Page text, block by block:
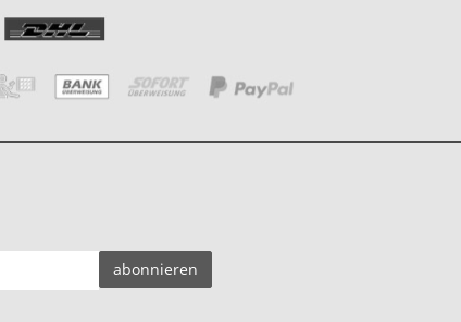
EMAIL-
ADRESSE
abonnieren